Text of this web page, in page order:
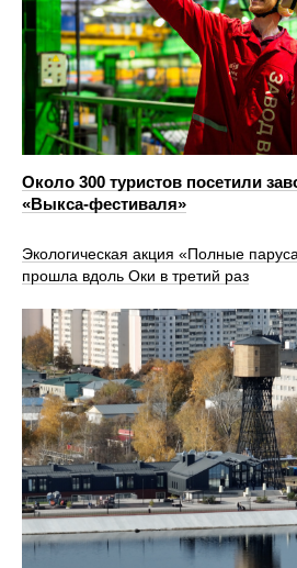
Около 300 туристов посетили
«Выкса-фестиваля»
Экологическая акция «Полные
прошла вдоль Оки в третий раз